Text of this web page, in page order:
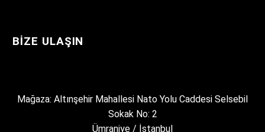
BIZE ULAŞIN
Mağaza: Altınşehir Mahallesi Nato Yolu Caddesi Selsebil
Sokak No: 2
Ümraniye / İstanbul